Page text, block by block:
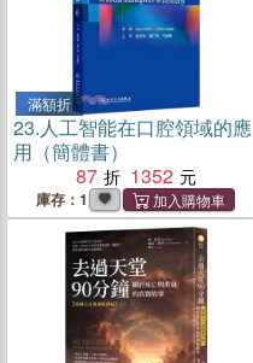
滿額折
23.人工智能在口腔領域的應
用（簡體書）
87
1352
庫存：1